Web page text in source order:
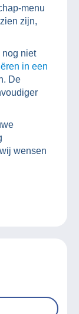
menu
zijn,
nog niet
in een
De
wensen